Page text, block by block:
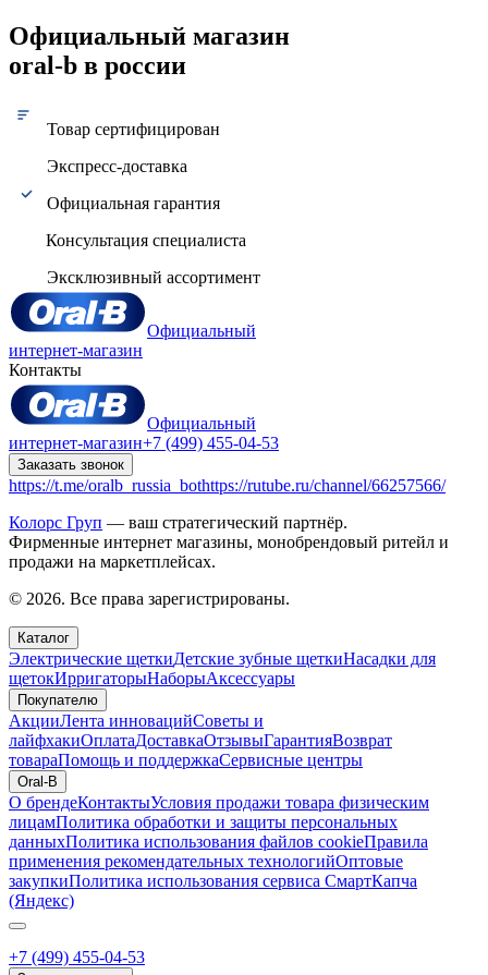
Официальный магазин
oral-b в россии
Товар сертифицирован
Экспресс-доставка
Официальная гарантия
Консультация специалиста
Эксклюзивный ассортимент
Официальный
интернет-магазин
Контакты
Официальный
интернет-магазин+7 (499) 455-04-53
Заказать звонок
https://t.me/oralb_russia_bothttps://rutube.ru/channel/66257566/
Колорс Груп — ваш стратегический партнёр.
Фирменные интернет магазины, монобрендовый ритейл и
продажи на маркетплейсах.
© 2026. Все права зарегистрированы.
Каталог
Электрические щеткиДетские зубные щеткиНасадки для
щетокИрригаторыНаборыАксессуары
Покупателю
АкцииЛента инновацийСоветы и
лайфхакиОплатаДоставкаОтзывыГарантияВозврат
товараПомощь и поддержкаСервисные центры
Oral-B
О брендеКонтактыУсловия продажи товара физическим
лицамПолитика обработки и защиты персональных
данныхПолитика использования файлов cookieПравила
применения рекомендательных технологийОптовые
закупкиПолитика использования сервиса СмартКапча
(Яндекс)
+7 (499) 455-04-53